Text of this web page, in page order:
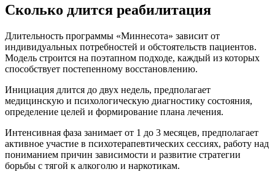
Сколько длится реабилитация
Длительность программы «Миннесота» зависит от
индивидуальных потребностей и обстоятельств пациентов.
Модель строится на поэтапном подходе, каждый из которых
способствует постепенному восстановлению.
Инициация длится до двух недель, предполагает
медицинскую и психологическую диагностику состояния,
определение целей и формирование плана лечения.
Интенсивная фаза занимает от 1 до 3 месяцев, предполагает
активное участие в психотерапевтических сессиях, работу над
пониманием причин зависимости и развитие стратегии
борьбы с тягой к алкоголю и наркотикам.